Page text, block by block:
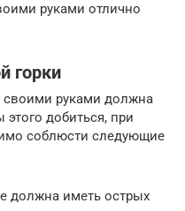
руками отлично
горки
своими руками должна
добиться, при
соблюсти следующие
должна иметь острых